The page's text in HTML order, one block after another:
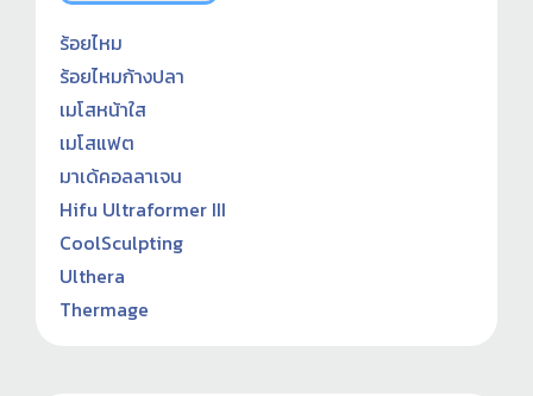
ร้อยไหม
ร้อยไหมก้างปลา
เมโสหน้าใส
เมโสแฟต
มาเด้คอลลาเจน
Hifu Ultraformer III
CoolSculpting
Ulthera
Thermage